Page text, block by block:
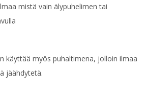
mistä vain älypuhelimen tai
käyttää myös puhaltimena, jolloin ilmaa
jäähdytetä.